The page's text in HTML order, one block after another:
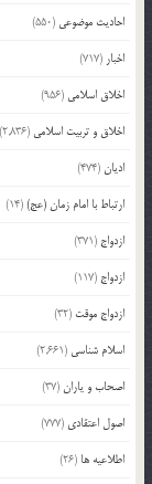
احادیث موضوعی (550)
اخبار (717)
اخلاق اسلامی (956)
اخلاق و تربیت اسلامی (2,836)
ادیان(474)
ارتباط با امام زمان (عج)(14)
ازدواج (371)
ازدواج (117)
ازدواج موقت (32)
اسلام شناسی (2,661)
اصحاب و یاران(37)
اصول اعتقادی (777)
اطلاعیه ها (26)